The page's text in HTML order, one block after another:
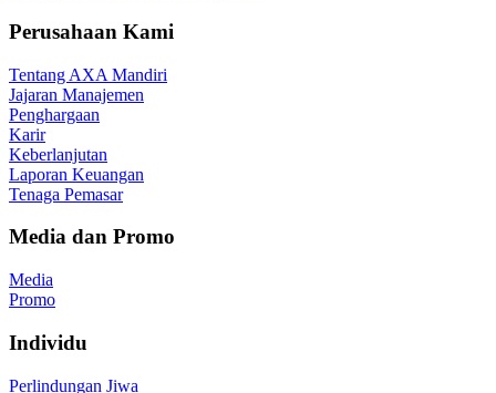
Perusahaan Kami
Tentang AXA Mandiri
Jajaran Manajemen
Penghargaan
Karir
Keberlanjutan
Laporan Keuangan
Tenaga Pemasar
Media dan Promo
Media
Promo
Individu
Perlindungan Jiwa